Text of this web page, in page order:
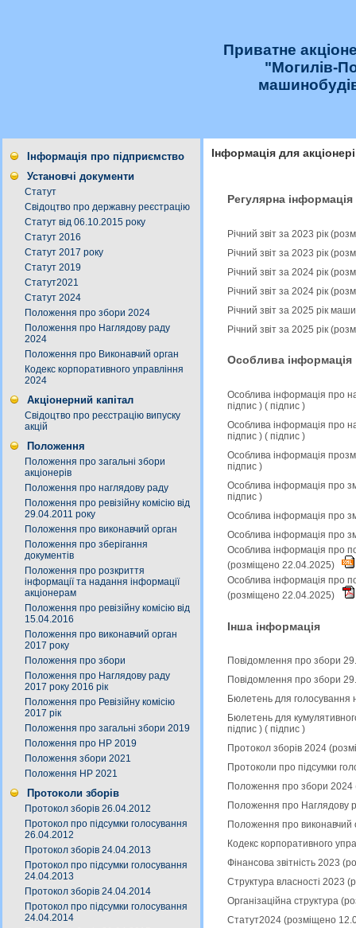
Приватне
"Могилів-
Інформація про підприємство
Установчі документи
Статут
Свідоцтво про державну реєстрацію
Статут від 06.10.2015 року
Статут 2016
Статут 2017 року
Статут 2019
Статут2021
Статут 2024
Положення про збори 2024
Положення про Наглядову раду
2024
Положення про Виконавчий орган
Кодекс корпоративного управління
2024
Акціонерний капітал
Свідоцтво про реєстрацію випуску
акцій
Положення
Положення про загальні збори
акціонерів
Положення про наглядову раду
Положення про ревізійну комісію від
29.04.2011 року
Положення про виконавчий орган
Положення про зберігання
документів
Положення про розкриття
інформації та надання інформації
акціонерам
Положення про ревізійну комісію від
15.04.2016
Положення про виконавчий орган
2017 року
Положення про збори
Положення про Наглядову раду
2017 року 2016 рік
Положення про Ревізійну комісію
2017 рік
Положення про загальні збори 2019
Положення про НР 2019
Положення збори 2021
Положення НР 2021
Протоколи зборів
Протокол зборів 26.04.2012
Протокол про підсумки голосування
26.04.2012
Протокол зборів 24.04.2013
Протокол про підсумки голосування
24.04.2013
Протокол зборів 24.04.2014
Протокол про підсумки голосування
24.04.2014
Інформація для
Регулярна інформація
Річний звіт за 2023 рік
Річний звіт за 2023 рік
Річний звіт за 2024 рік
Річний звіт за 2024 рік
Річний звіт за 2025 рік
Річний звіт за 2025 рік
Особлива інформація
Особлива інформація про
підпис ) ( підпис )
Особлива інформація про
підпис ) ( підпис )
Особлива інформація
підпис )
Особлива інформація про
підпис )
Особлива інформація про
Особлива інформація про
Особлива інформація про
(розміщено 22.04.2025)
Особлива інформація про
(розміщено 22.04.2025)
Інша інформація
Повідомлення про збори
Повідомлення про збори
Бюлетень для
Бюлетень для
підпис ) ( підпис )
Протокол зборів 2024
Протоколи про підсумки
Положення про збори
Положення про Наглядову
Положення про
Кодекс корпоративного
Фінансова звітність 2023
Структура власності 2023
Організаційна структура
Статут2024 (розміщено